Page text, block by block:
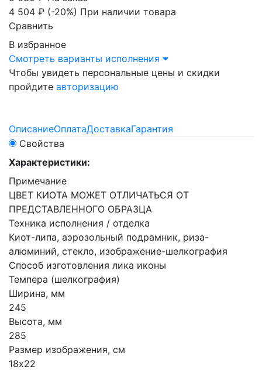
4 504 ₽ (-20%) При наличии товара
Сравнить
В избранное
Смотреть варианты исполнения
Чтобы увидеть персональные цены и скидки
пройдите авторизацию
ОписаниеОплатаДоставкаГарантия
Свойства
Характеристики:
Примечание
ЦВЕТ КИОТА МОЖЕТ ОТЛИЧАТЬСЯ ОТ
ПРЕДСТАВЛЕННОГО ОБРАЗЦА
Техника исполнения / отделка
Киот-липа, аэрозольный подрамник, риза-
алюминий, стекло, изображение-шелкография
Способ изготовления лика иконы
Темпера (шелкография)
Ширина, мм
245
Высота, мм
285
Размер изображения, см
18х22